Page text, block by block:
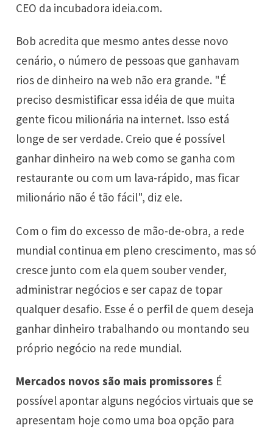
CEO da incubadora ideia.com.
Bob acredita que mesmo antes desse novo
cenário, o número de pessoas que ganhavam
rios de dinheiro na web não era grande. "É
preciso desmistificar essa idéia de que muita
gente ficou milionária na internet. Isso está
longe de ser verdade. Creio que é possível
ganhar dinheiro na web como se ganha com
restaurante ou com um lava-rápido, mas ficar
milionário não é tão fácil", diz ele.
Com o fim do excesso de mão-de-obra, a rede
mundial continua em pleno crescimento, mas só
cresce junto com ela quem souber vender,
administrar negócios e ser capaz de topar
qualquer desafio. Esse é o perfil de quem deseja
ganhar dinheiro trabalhando ou montando seu
próprio negócio na rede mundial.
Mercados novos são mais promissores É
possível apontar alguns negócios virtuais que se
apresentam hoje como uma boa opção para